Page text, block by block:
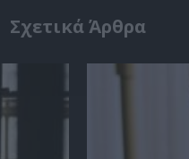
Σχετικά Άρθρα